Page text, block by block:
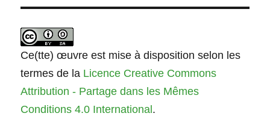
Ce(tte) œuvre est mise à disposition selon les
termes de la Licence Creative Commons
Attribution - Partage dans les Mêmes
Conditions 4.0 International .